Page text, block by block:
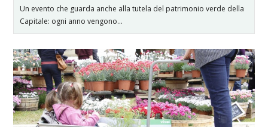
Un evento che guarda anche alla tutela del patrimonio verde della
Capitale: ogni anno vengono…